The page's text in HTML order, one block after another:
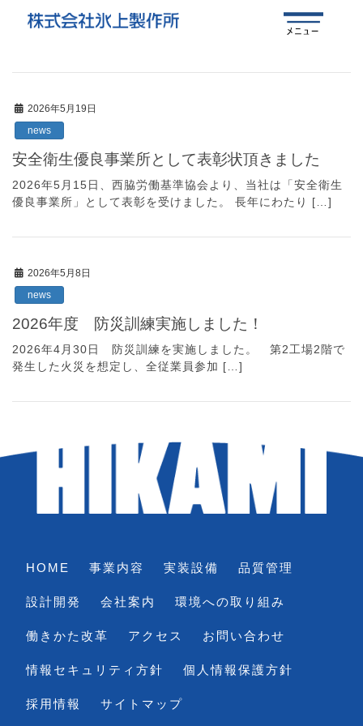
2026年5月19日
news
安全衛生優良事業所として表彰状頂きました
2026年5月15日、西脇労働基準協会より、当社は「安全衛生
優良事業所」として表彰を受けました。 長年にわたり […]
2026年5月8日
news
2026年度 防災訓練実施しました！
2026年4月30日 防災訓練を実施しました。 第2工場2階で
発生した火災を想定し、全従業員参加 […]
HOME 事業内容 実装設備 品質管理
設計開発 会社案内 環境への取り組み
働きかた改革 アクセス お問い合わせ
情報セキュリティ方針 個人情報保護方針
採用情報 サイトマップ